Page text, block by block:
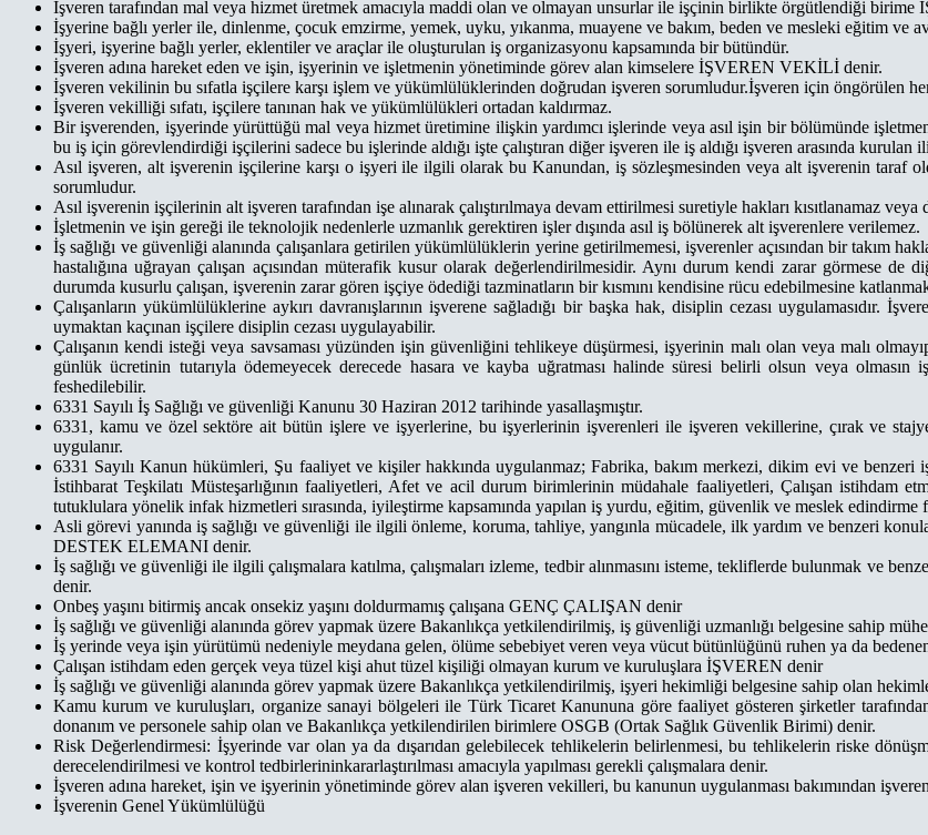
İşveren tarafından mal veya hizmet üretmek amacıyla maddi olan ve olmayan unsurlar ile işçinin birlikte örgütlendiği birime
İşyerine bağlı yerler ile, dinlenme, çocuk emzirme, yemek, uyku, yıkanma, muayene ve bakım, beden ve mesleki eğitim ve
İşyeri, işyerine bağlı yerler, eklentiler ve araçlar ile oluşturulan iş organizasyonu kapsamında bir bütündür.
İşveren adına hareket eden ve işin, işyerinin ve işletmenin yönetiminde görev alan kimselere İŞVEREN VEKİLİ denir.
İşveren vekilinin bu sıfatla işçilere karşı işlem ve yükümlülüklerinden doğrudan işveren sorumludur.İşveren için öngörülen
İşveren vekilliği sıfatı, işçilere tanınan hak ve yükümlülükleri ortadan kaldırmaz.
Bir işverenden, işyerinde yürüttüğü mal veya hizmet üretimine ilişkin yardımcı işlerinde veya asıl işin bir bölümünde
bu iş için görevlendirdiği işçilerini sadece bu işlerinde aldığı işte çalıştıran diğer işveren ile iş aldığı işveren arasında
Asıl işveren, alt işverenin işçilerine karşı o işyeri ile ilgili olarak bu Kanundan, iş sözleşmesinden veya alt işverenin
sorumludur.
Asıl işverenin işçilerinin alt işveren tarafından işe alınarak çalıştırılmaya devam ettirilmesi suretiyle hakları kısıtlanamaz
İşletmenin ve işin gereği ile teknolojik nedenlerle uzmanlık gerektiren işler dışında asıl iş bölünerek alt işverenlere verilemez.
İş sağlığı ve güvenliği alanında çalışanlara getirilen yükümlülüklerin yerine getirilmemesi, işverenler açısından bir takım
hastalığına uğrayan çalışan açısından müterafik kusur olarak değerlendirilmesidir. Aynı durum kendi zarar görmese de
durumda kusurlu çalışan, işverenin zarar gören işçiye ödediği tazminatların bir kısmını kendisine rücu edebilmesine
Çalışanların yükümlülüklerine aykırı davranışlarının işverene sağladığı bir başka hak, disiplin cezası uygulamasıdır.
uymaktan kaçınan işçilere disiplin cezası uygulayabilir.
Çalışanın kendi isteği veya savsaması yüzünden işin güvenliğini tehlikeye düşürmesi, işyerinin malı olan veya malı
günlük ücretinin tutarıyla ödemeyecek derecede hasara ve kayba uğratması halinde süresi belirli olsun veya
feshedilebilir.
6331 Sayılı İş Sağlığı ve güvenliği Kanunu 30 Haziran 2012 tarihinde yasallaşmıştır.
6331, kamu ve özel sektöre ait bütün işlere ve işyerlerine, bu işyerlerinin işverenleri ile işveren vekillerine, çırak ve
uygulanır.
6331 Sayılı Kanun hükümleri, Şu faaliyet ve kişiler hakkında uygulanmaz; Fabrika, bakım merkezi, dikim evi ve
İstihbarat Teşkilatı Müsteşarlığının faaliyetleri, Afet ve acil durum birimlerinin müdahale faaliyetleri, Çalışan istihdam
tutuklulara yönelik infak hizmetleri sırasında, iyileştirme kapsamında yapılan iş yurdu, eğitim, güvenlik ve meslek edindirme
Asli görevi yanında iş sağlığı ve güvenliği ile ilgili önleme, koruma, tahliye, yangınla mücadele, ilk yardım ve benzeri
DESTEK ELEMANI denir.
İş sağlığı ve güvenliği ile ilgili çalışmalara katılma, çalışmaları izleme, tedbir alınmasını isteme, tekliflerde bulunmak ve
denir.
Onbeş yaşını bitirmiş ancak onsekiz yaşını doldurmamış çalışana GENÇ ÇALIŞAN denir
İş sağlığı ve güvenliği alanında görev yapmak üzere Bakanlıkça yetkilendirilmiş, iş güvenliği uzmanlığı belgesine sahip
İş yerinde veya işin yürütümü nedeniyle meydana gelen, ölüme sebebiyet veren veya vücut bütünlüğünü ruhen ya da
Çalışan istihdam eden gerçek veya tüzel kişi ahut tüzel kişiliği olmayan kurum ve kuruluşlara İŞVEREN denir
İş sağlığı ve güvenliği alanında görev yapmak üzere Bakanlıkça yetkilendirilmiş, işyeri hekimliği belgesine sahip olan
Kamu kurum ve kuruluşları, organize sanayi bölgeleri ile Türk Ticaret Kanununa göre faaliyet gösteren şirketler
donanım ve personele sahip olan ve Bakanlıkça yetkilendirilen birimlere OSGB (Ortak Sağlık Güvenlik Birimi) denir.
Risk Değerlendirmesi: İşyerinde var olan ya da dışarıdan gelebilecek tehlikelerin belirlenmesi, bu tehlikelerin riske
derecelendirilmesi ve kontrol tedbirlerininkararlaştırılması amacıyla yapılması gerekli çalışmalara denir.
İşveren adına hareket, işin ve işyerinin yönetiminde görev alan işveren vekilleri, bu kanunun uygulanması bakımından işveren
İşverenin Genel Yükümlülüğü